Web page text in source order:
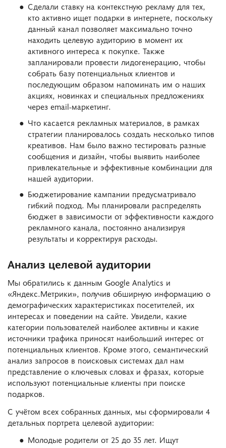
Сделали ставку на контекстную рекламу для тех,
кто активно ищет подарки в интернете, поскольку
данный канал позволяет максимально точно
находить целевую аудиторию в момент их
активного интереса к покупке. Также
запланировали провести лидогенерацию, чтобы
собрать базу потенциальных клиентов и
последующим образом напоминать им о наших
акциях, новинках и специальных предложениях
через email-маркетинг.
Что касается рекламных материалов, в рамках
стратегии планировалось создать несколько типов
креативов. Нам было важно тестировать разные
сообщения и дизайн, чтобы выявить наиболее
привлекательные и эффективные комбинации для
нашей аудитории.
Бюджетирование кампании предусматривало
гибкий подход. Мы планировали распределять
бюджет в зависимости от эффективности каждого
рекламного канала, постоянно анализируя
результаты и корректируя расходы.
Анализ целевой аудитории
Мы обратились к данным Google Analytics и
«Яндекс.Метрики», получив обширную информацию о
демографических характеристиках посетителей, их
интересах и поведении на сайте. Увидели, какие
категории пользователей наиболее активны и какие
источники трафика приносят наибольший интерес от
потенциальных клиентов. Кроме этого, семантический
анализ запросов в поисковых системах дал нам
представление о ключевых словах и фразах, которые
используют потенциальные клиенты при поиске
подарков.
С учётом всех собранных данных, мы сформировали 4
детальных портрета целевой аудитории:
Молодые родители от 25 до 35 лет. Ищут